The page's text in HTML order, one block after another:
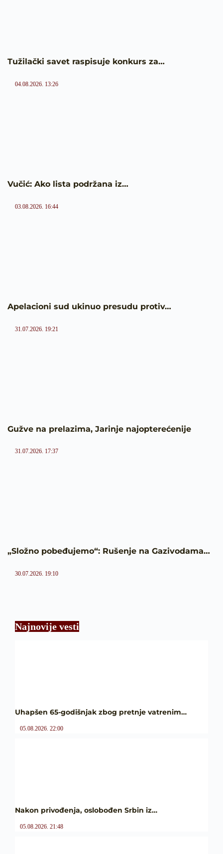
Tužilački savet raspisuje konkurs za…
04.08.2026. 13:26
Vučić: Ako lista podržana iz…
03.08.2026. 16:44
Apelacioni sud ukinuo presudu protiv…
31.07.2026. 19:21
Gužve na prelazima, Jarinje najopterećenije
31.07.2026. 17:37
„Složno pobeđujemo“: Rušenje na Gazivodama…
30.07.2026. 19:10
Najnovije vesti
Uhapšen 65-godišnjak zbog pretnje vatrenim…
05.08.2026. 22:00
Nakon privođenja, oslobođen Srbin iz…
05.08.2026. 21:48